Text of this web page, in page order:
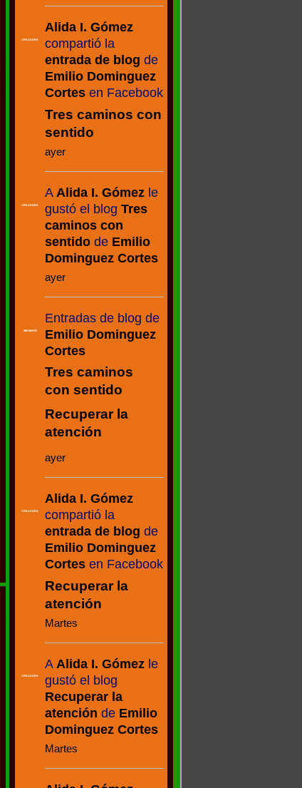
CREADORA
Alida I. Gómez
compartió la
entrada de blog de
Emilio Dominguez
Cortes en Facebook
Tres caminos con
sentido
ayer
CREADORA
A Alida I. Gómez le
gustó el blog Tres
caminos con
sentido de Emilio
Dominguez Cortes
ayer
MIEMBRO
Entradas de blog de
Emilio Dominguez
Cortes
Tres caminos
con sentido
Recuperar la
atención
ayer
CREADORA
Alida I. Gómez
compartió la
entrada de blog de
Emilio Dominguez
Cortes en Facebook
Recuperar la
atención
Martes
CREADORA
A Alida I. Gómez le
gustó el blog
Recuperar la
atención de Emilio
Dominguez Cortes
Martes